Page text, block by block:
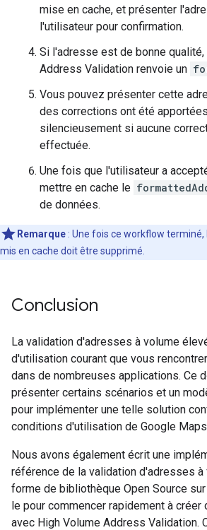
mise en cache, et présenter
l'utilisateur pour confirmation.
Si l'adresse est de bonne qualité,
Address Validation renvoie un
Vous pouvez présenter cette
des corrections ont été
silencieusement si aucune
effectuée.
Une fois que l'utilisateur a
mettre en cache le
de données.
Remarque : Une fois ce workflow terminé,
mis en cache doit être supprimé.
Conclusion
La validation d'adresses à volume
d'utilisation courant que vous
dans de nombreuses applications. Ce
présenter certains scénarios et un
pour implémenter une telle solution
conditions d'utilisation de Google
Nous avons également écrit une
référence de la validation d'adresses
forme de bibliothèque Open Source
le pour commencer rapidement à créer
avec High Volume Address Validation.